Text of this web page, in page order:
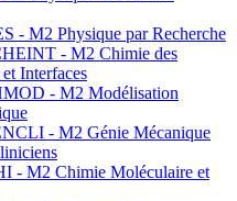
- M2 Physique par Recherche
- M2 Chimie des
Interfaces
- M2 Modélisation
- M2 Génie Mécanique
- M2 Chimie Moléculaire et